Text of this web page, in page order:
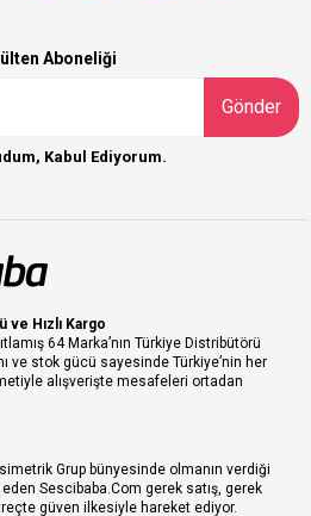
Aboneliği
Gönder
Kabul Ediyorum.
ve Hızlı Kargo
64 Marka’nın Türkiye Distribütörü
ve stok gücü sayesinde Türkiye’nin her
alışverişte mesafeleri ortadan
Grup bünyesinde olmanın verdiği
Sescibaba.Com gerek satış, gerek
güven ilkesiyle hareket ediyor.